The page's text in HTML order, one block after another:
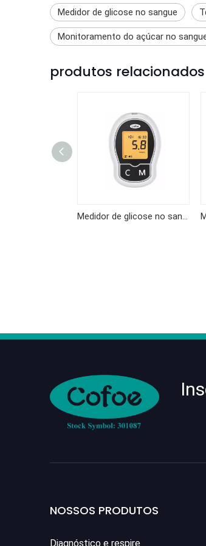
Medidor de glicose no sangue
Monitoramento do açúcar no
produtos relacionados
Medidor de glicose no sangue KF-A04
NOSSOS PRODUTOS
Diagnóstico e respire